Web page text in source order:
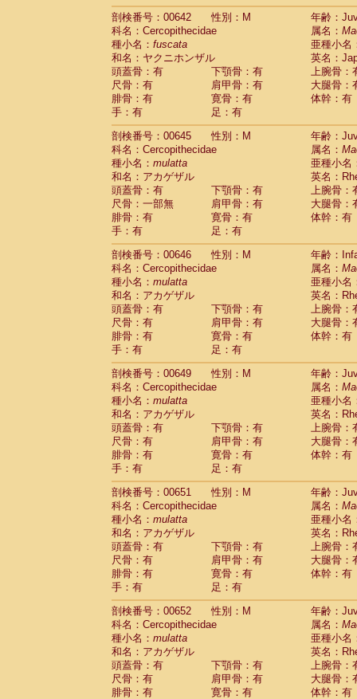
剖検番号：00642
性別：M
年齢：
科名：Cercopithecidae
属名：
種小名： fuscata
亜種小名
和名：ヤクニホンザル
英名：
頭蓋骨：有
下顎骨：有
上腕骨：
尺骨：有
肩甲骨：有
大腿骨：
腓骨：有
寛骨：有
体幹：有
手：有
足：有
剖検番号：00645
性別：M
年齢：
科名：Cercopithecidae
属名：
種小名： mulatta
亜種小名
和名：アカゲザル
英名：
頭蓋骨：有
下顎骨：有
上腕骨：
尺骨：一部無
肩甲骨：有
大腿骨：
腓骨：有
寛骨：有
体幹：有
手：有
足：有
剖検番号：00646
性別：M
年齢：
科名：Cercopithecidae
属名：
種小名： mulatta
亜種小名
和名：アカゲザル
英名：
頭蓋骨：有
下顎骨：有
上腕骨：
尺骨：有
肩甲骨：有
大腿骨：
腓骨：有
寛骨：有
体幹：有
手：有
足：有
剖検番号：00649
性別：M
年齢：
科名：Cercopithecidae
属名：
種小名： mulatta
亜種小名
和名：アカゲザル
英名：
頭蓋骨：有
下顎骨：有
上腕骨：
尺骨：有
肩甲骨：有
大腿骨：
腓骨：有
寛骨：有
体幹：有
手：有
足：有
剖検番号：00651
性別：M
年齢：
科名：Cercopithecidae
属名：
種小名： mulatta
亜種小名
和名：アカゲザル
英名：
頭蓋骨：有
下顎骨：有
上腕骨：
尺骨：有
肩甲骨：有
大腿骨：
腓骨：有
寛骨：有
体幹：有
手：有
足：有
剖検番号：00652
性別：M
年齢：
科名：Cercopithecidae
属名：
種小名： mulatta
亜種小名
和名：アカゲザル
英名：
頭蓋骨：有
下顎骨：有
上腕骨：
尺骨：有
肩甲骨：有
大腿骨：
腓骨：有
寛骨：有
体幹：有